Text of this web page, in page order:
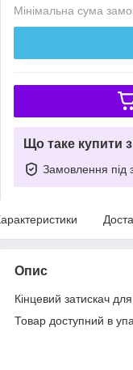
Мінімальна сума
Що таке купити
Замовлення під
Опис
Кінцевий затискач для
Товар доступний в